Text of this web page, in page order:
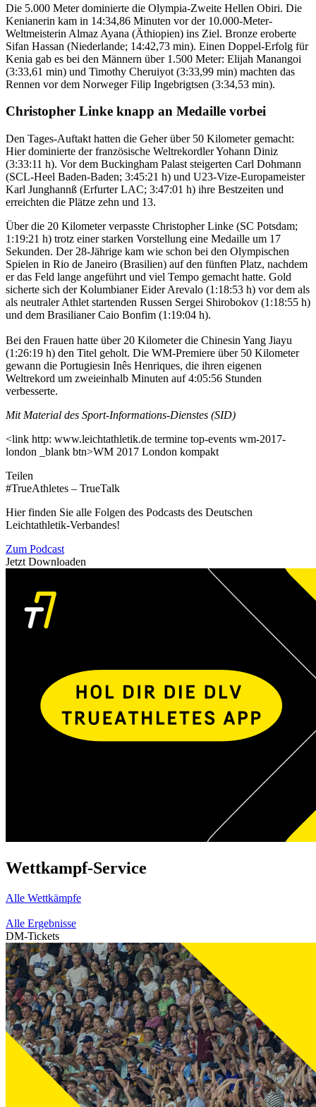
Die 5.000 Meter dominierte die Olympia-Zweite Hellen Obiri. Die
Kenianerin kam in 14:34,86 Minuten vor der 10.000-Meter-
Weltmeisterin Almaz Ayana (Äthiopien) ins Ziel. Bronze eroberte
Sifan Hassan (Niederlande; 14:42,73 min). Einen Doppel-Erfolg für
Kenia gab es bei den Männern über 1.500 Meter: Elijah Manangoi
(3:33,61 min) und Timothy Cheruiyot (3:33,99 min) machten das
Rennen vor dem Norweger Filip Ingebrigtsen (3:34,53 min).
Christopher Linke knapp an Medaille vorbei
Den Tages-Auftakt hatten die Geher über 50 Kilometer gemacht:
Hier dominierte der französische Weltrekordler Yohann Diniz
(3:33:11 h). Vor dem Buckingham Palast steigerten Carl Dohmann
(SCL-Heel Baden-Baden; 3:45:21 h) und U23-Vize-Europameister
Karl Junghannß (Erfurter LAC; 3:47:01 h) ihre Bestzeiten und
erreichten die Plätze zehn und 13.
Über die 20 Kilometer verpasste Christopher Linke (SC Potsdam;
1:19:21 h) trotz einer starken Vorstellung eine Medaille um 17
Sekunden. Der 28-Jährige kam wie schon bei den Olympischen
Spielen in Rio de Janeiro (Brasilien) auf den fünften Platz, nachdem
er das Feld lange angeführt und viel Tempo gemacht hatte. Gold
sicherte sich der Kolumbianer Eider Arevalo (1:18:53 h) vor dem als
als neutraler Athlet startenden Russen Sergei Shirobokov (1:18:55 h)
und dem Brasilianer Caio Bonfim (1:19:04 h).
Bei den Frauen hatte über 20 Kilometer die Chinesin Yang Jiayu
(1:26:19 h) den Titel geholt. Die WM-Premiere über 50 Kilometer
gewann die Portugiesin Inês Henriques, die ihren eigenen
Weltrekord um zweieinhalb Minuten auf 4:05:56 Stunden
verbesserte.
Mit Material des Sport-Informations-Dienstes (SID)
<link http: www.leichtathletik.de termine top-events wm-2017-
london _blank btn>WM 2017 London kompakt
Teilen
#TrueAthletes – TrueTalk
Hier finden Sie alle Folgen des Podcasts des Deutschen
Leichtathletik-Verbandes!
Zum Podcast
Jetzt Downloaden
Wettkampf-Service
Alle Wettkämpfe
Alle Ergebnisse
DM-Tickets